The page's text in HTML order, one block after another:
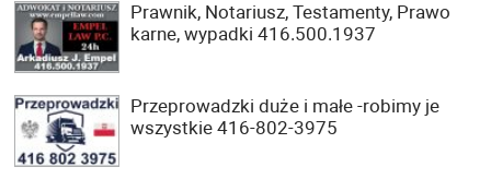
Prawnik, Notariusz, Testamenty, Prawo
karne, wypadki 416.500.1937
Przeprowadzki duże i małe -robimy je
wszystkie 416-802-3975